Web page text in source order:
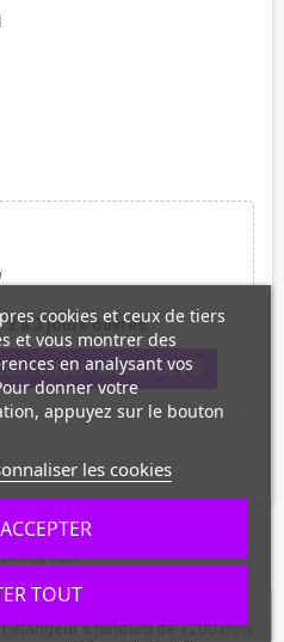
à 3 jours ouvrés
AU PANIER / DEVIS
standard de 1200 mm
cookies et ceux de tiers
et vous montrer des
en analysant vos
donner votre
appuyez sur le bouton
les cookies
TOUT